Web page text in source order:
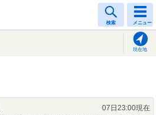
検索 メニュー
現在地
07日23:00現在